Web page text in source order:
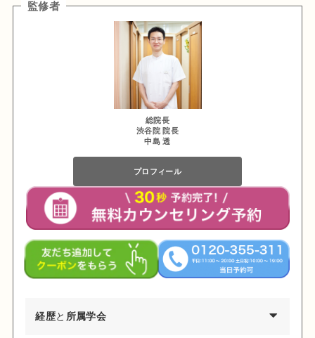
監修者
総院長
渋谷院 院長
中島 透
プロフィール
経歴と 所属学会